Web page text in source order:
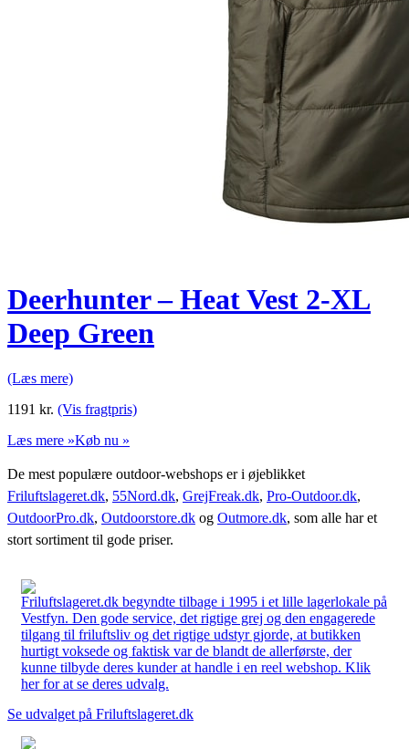
Deerhunter – Heat Vest 2-XL
Deep Green
(Læs mere)
1191 kr. (Vis fragtpris)
Læs mere »Køb nu »
De mest populære outdoor-webshops er i øjeblikket
Friluftslageret.dk, 55Nord.dk, GrejFreak.dk, Pro-Outdoor.dk,
OutdoorPro.dk, Outdoorstore.dk og Outmore.dk, som alle har et
stort sortiment til gode priser.
Friluftslageret.dk begyndte tilbage i 1995 i et lille lagerlokale på
Vestfyn. Den gode service, det rigtige grej og den engagerede
tilgang til friluftsliv og det rigtige udstyr gjorde, at butikken
hurtigt voksede og faktisk var de blandt de allerførste, der
kunne tilbyde deres kunder at handle i en reel webshop. Klik
her for at se deres udvalg.
Se udvalget på Friluftslageret.dk